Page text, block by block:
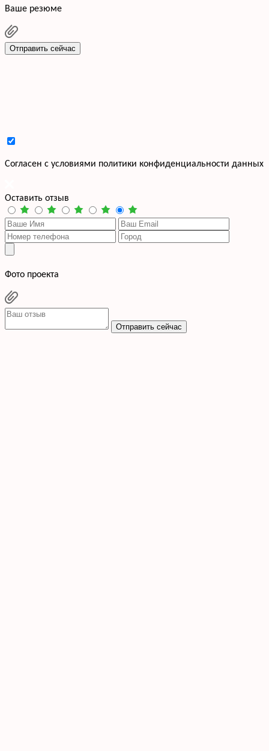
Ваше резюме
Отправить сейчас
Cогласен с условиями политики конфиденциальности данных
Оставить отзыв
Фото проекта
Отправить сейчас